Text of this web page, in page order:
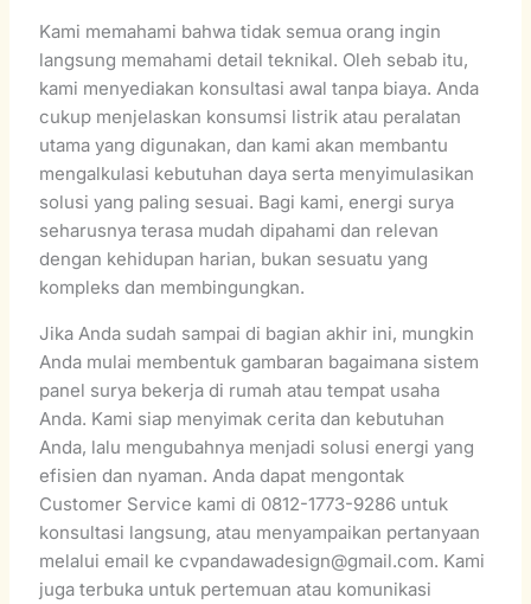
Kami memahami bahwa tidak semua orang ingin
langsung memahami detail teknikal. Oleh sebab itu,
kami menyediakan konsultasi awal tanpa biaya. Anda
cukup menjelaskan konsumsi listrik atau peralatan
utama yang digunakan, dan kami akan membantu
mengalkulasi kebutuhan daya serta menyimulasikan
solusi yang paling sesuai. Bagi kami, energi surya
seharusnya terasa mudah dipahami dan relevan
dengan kehidupan harian, bukan sesuatu yang
kompleks dan membingungkan.
Jika Anda sudah sampai di bagian akhir ini, mungkin
Anda mulai membentuk gambaran bagaimana sistem
panel surya bekerja di rumah atau tempat usaha
Anda. Kami siap menyimak cerita dan kebutuhan
Anda, lalu mengubahnya menjadi solusi energi yang
efisien dan nyaman. Anda dapat mengontak
Customer Service kami di 0812-1773-9286 untuk
konsultasi langsung, atau menyampaikan pertanyaan
melalui email ke cvpandawadesign@gmail.com. Kami
juga terbuka untuk pertemuan atau komunikasi